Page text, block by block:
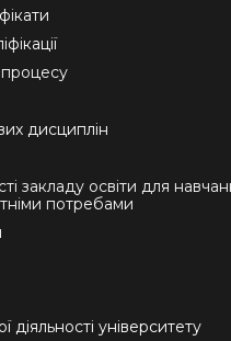
процесу
дисциплін
закладу освіти для
потребами
діяльності університету